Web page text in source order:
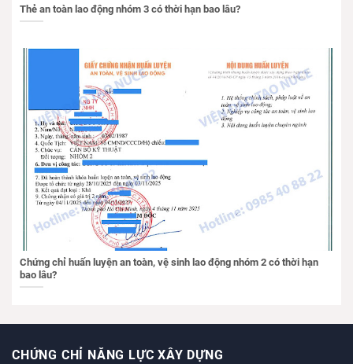
Thẻ an toàn lao động nhóm 3 có thời hạn bao lâu?
Chứng chỉ huấn luyện an toàn, vệ sinh lao động nhóm 2 có thời hạn
bao lâu?
CHỨNG CHỈ NĂNG LỰC XÂY DỰNG